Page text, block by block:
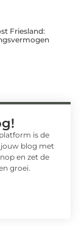
Friesland:
is de
blog met
en zet de
groei.